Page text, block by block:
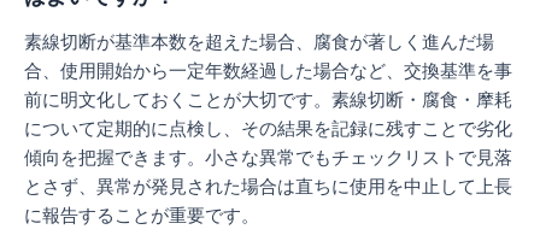
素線切断が基準本数を超えた場合、腐食が著しく進んだ場
合、使用開始から一定年数経過した場合など、交換基準を事
前に明文化しておくことが大切です。素線切断・腐食・摩耗
について定期的に点検し、その結果を記録に残すことで劣化
傾向を把握できます。小さな異常でもチェックリストで見落
とさず、異常が発見された場合は直ちに使用を中止して上長
に報告することが重要です。